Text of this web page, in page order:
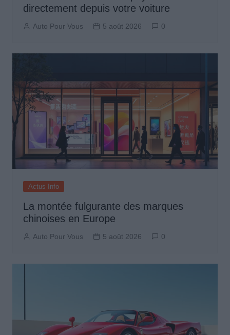
directement depuis votre voiture
Auto Pour Vous 5 août 2026 0
Actus Info
La montée fulgurante des marques
chinoises en Europe
Auto Pour Vous 5 août 2026 0